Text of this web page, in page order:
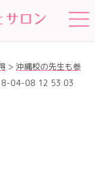
> 沖縄校の先生も参
04-08 12 53 03